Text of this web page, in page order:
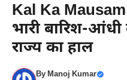
Kal Ka
भारी बारिश-
राज्य का हाल
ByManoj Kumar